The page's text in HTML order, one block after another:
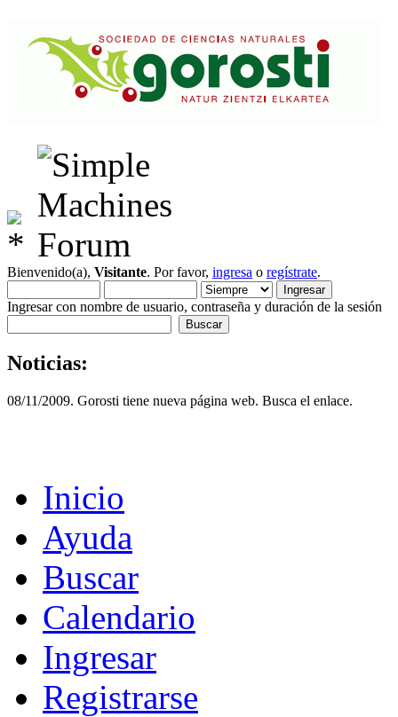
Bienvenido(a), Visitante. Por favor, ingresa o regístrate.
Ingresar con nombre de usuario, contraseña y duración de la sesión
Noticias:
08/11/2009. Gorosti tiene nueva página web. Busca el enlace.
Inicio
Ayuda
Buscar
Calendario
Ingresar
Registrarse